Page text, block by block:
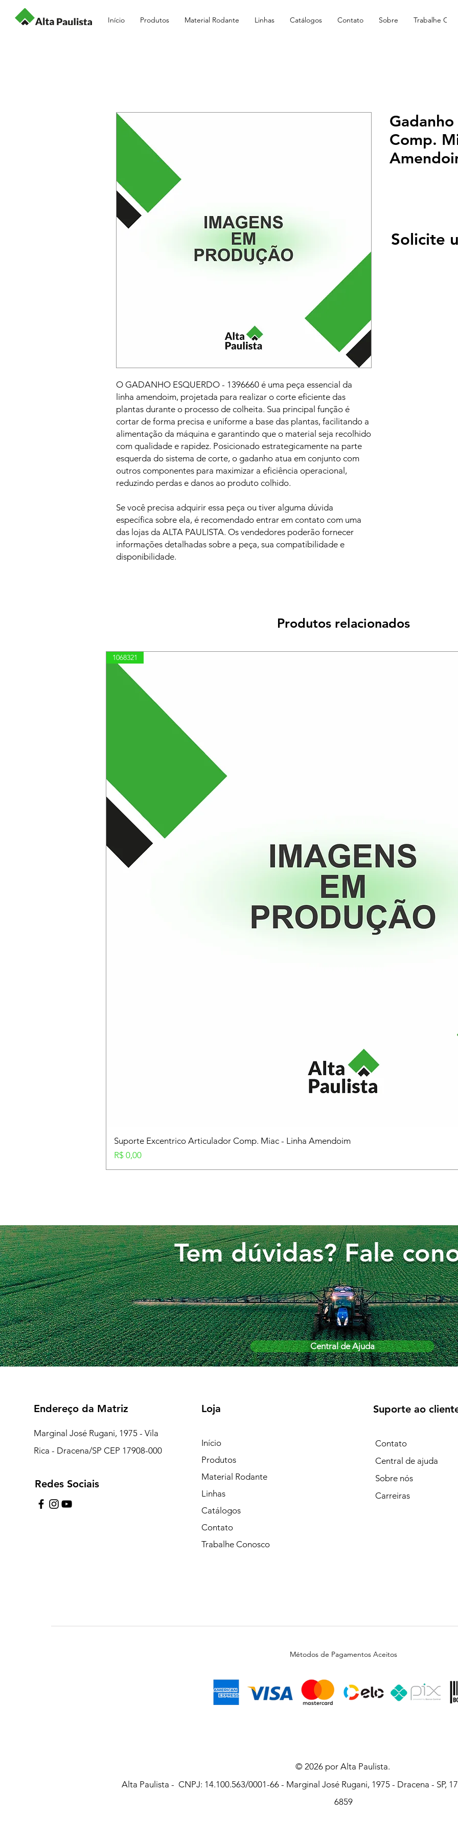
Início Produtos Material Rodante Linhas Catálogos Contato Sobre Trabalhe
O GADANHO ESQUERDO - 1396660 é uma peça essencial da
linha amendoim, projetada para realizar o corte eficiente das
plantas durante o processo de colheita. Sua principal função é
cortar de forma precisa e uniforme a base das plantas, facilitando a
alimentação da máquina e garantindo que o material seja recolhido
com qualidade e rapidez. Posicionado estrategicamente na parte
esquerda do sistema de corte, o gadanho atua em conjunto com
outros componentes para maximizar a eficiência operacional,
reduzindo perdas e danos ao produto colhido.
Se você precisa adquirir essa peça ou tiver alguma dúvida
específica sobre ela, é recomendado entrar em contato com uma
das lojas da ALTA PAULISTA. Os vendedores poderão fornecer
informações detalhadas sobre a peça, sua compatibilidade e
disponibilidade.
Comp.
Solicite
Produtos relacionados
1068321
Suporte Excentrico Articulador Comp. Miac - Linha Amendoim
Preço
R$ 0,00
Tem dúvidas? Fale
Central de Ajuda
de Plantão)
Endereço da Matriz
Marginal José Rugani, 1975 - Vila
Rica - Dracena/SP CEP 17908-000
Redes Sociais
Loja
Início
Produtos
Material Rodante
Linhas
Catálogos
Contato
Trabalhe Conosco
Suporte ao
Contato
Central de ajuda
Sobre nós
Carreiras
Métodos de Pagamentos Aceitos
© 2026 por Alta Paulista.
Alta Paulista - CNPJ: 14.100.563/0001-66 - Marginal José Rugani, 1975 - Dracena - SP,
6859